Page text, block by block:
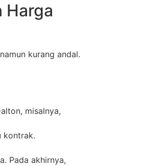
Harga
kurang andal.
misalnya,
kontrak.
Pada akhirnya,